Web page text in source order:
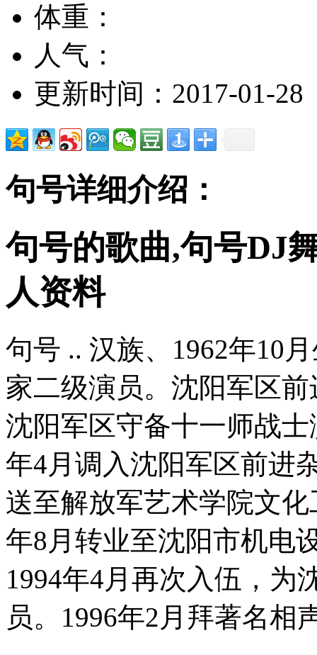
体重：
人气：
更新时间：2017-01-28
句号详细介绍：
句号的歌曲,句号DJ
人资料
句号 .. 汉族、1962年10
家二级演员。沈阳军区
沈阳军区守备十一师战
年4月调入沈阳军区前进
送至解放军艺术学院文
年8月转业至沈阳市机电
1994年4月再次入伍，为
员。1996年2月拜著名相